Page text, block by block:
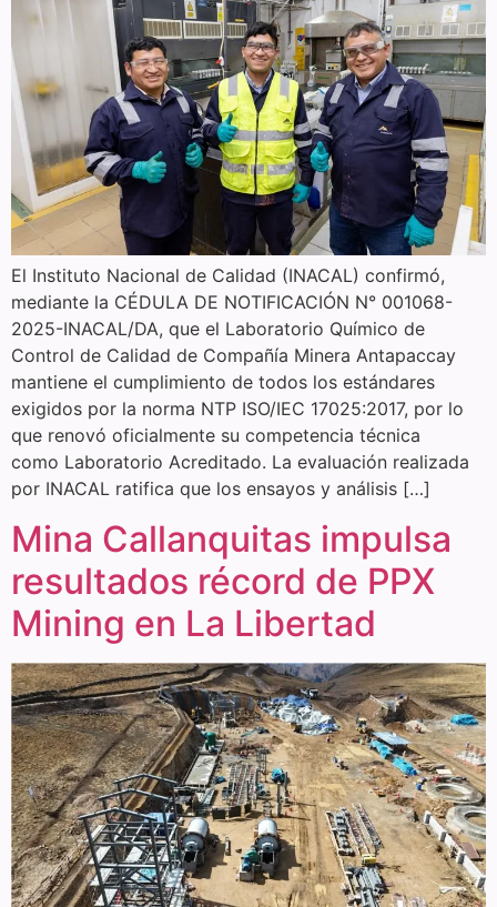
El Instituto Nacional de Calidad (INACAL) confirmó,
mediante la CÉDULA DE NOTIFICACIÓN N° 001068-
2025-INACAL/DA, que el Laboratorio Químico de
Control de Calidad de Compañía Minera Antapaccay
mantiene el cumplimiento de todos los estándares
exigidos por la norma NTP ISO/IEC 17025:2017, por lo
que renovó oficialmente su competencia técnica
como Laboratorio Acreditado. La evaluación realizada
por INACAL ratifica que los ensayos y análisis […]
Mina Callanquitas impulsa
resultados récord de PPX
Mining en La Libertad